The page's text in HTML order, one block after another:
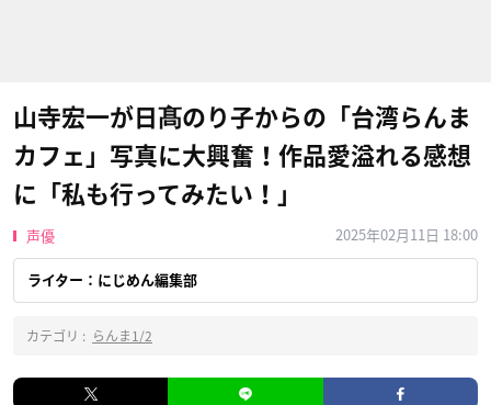
山寺宏一が日髙のり子からの「台湾らんま
カフェ」写真に大興奮！作品愛溢れる感想
に「私も行ってみたい！」
声優 2025年02月11日 18:00
ライター：にじめん編集部
カテゴリ : らんま1/2